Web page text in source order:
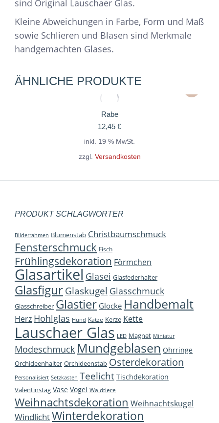
sind Original Lauschaer Glas.
Kleine Abweichungen in Farbe, Form und Maß
sowie Schlieren und Blasen sind Merkmale
handgemachten Glases.
ÄHNLICHE PRODUKTE
Rabe
12,45 €
inkl. 19 % MwSt.
zzgl. Versandkosten
PRODUKT SCHLAGWÖRTER
Bilderrahmen Blumenstab Christbaumschmuck
Fensterschmuck Fisch
Frühlingsdekoration Förmchen
Glasartikel Glasei Glasfederhalter
Glasfigur Glaskugel Glasschmuck
Glasschreiber Glastier Glocke Handbemalt
Herz Hohlglas Hund Katze Kerze Kette
Lauschaer Glas LED Magnet Miniatur
Modeschmuck Mundgeblasen Ohrringe
Orchideenhalter Orchideenstab Osterdekoration
Personalisiert Setzkasten Teelicht Tischdekoration
Valentinstag Vase Vogel Waldtiere
Weihnachtsdekoration Weihnachtskugel
WindlichtWinterdekoration